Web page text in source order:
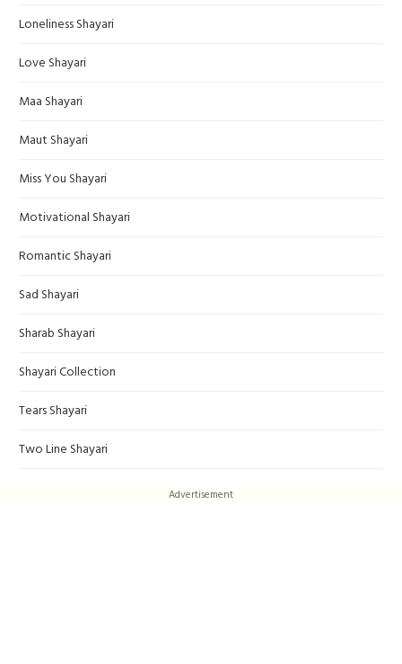
Loneliness Shayari
Love Shayari
Maa Shayari
Maut Shayari
Miss You Shayari
Motivational Shayari
Romantic Shayari
Sad Shayari
Sharab Shayari
Shayari Collection
Tears Shayari
Two Line Shayari
Advertisement